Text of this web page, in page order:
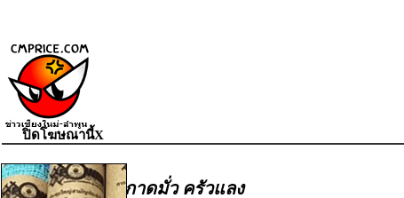
กาดมั่ว ครัวแลง
ปิดโฆษณานี้X